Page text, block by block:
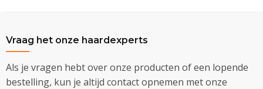
Vraag het onze haardexperts
Als je vragen hebt over onze producten of een lopende
bestelling, kun je altijd contact opnemen met onze